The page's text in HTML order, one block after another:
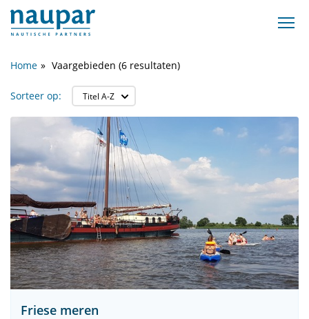
Home Vaargebieden (6 resultaten)
Sorteer op:
Friese meren